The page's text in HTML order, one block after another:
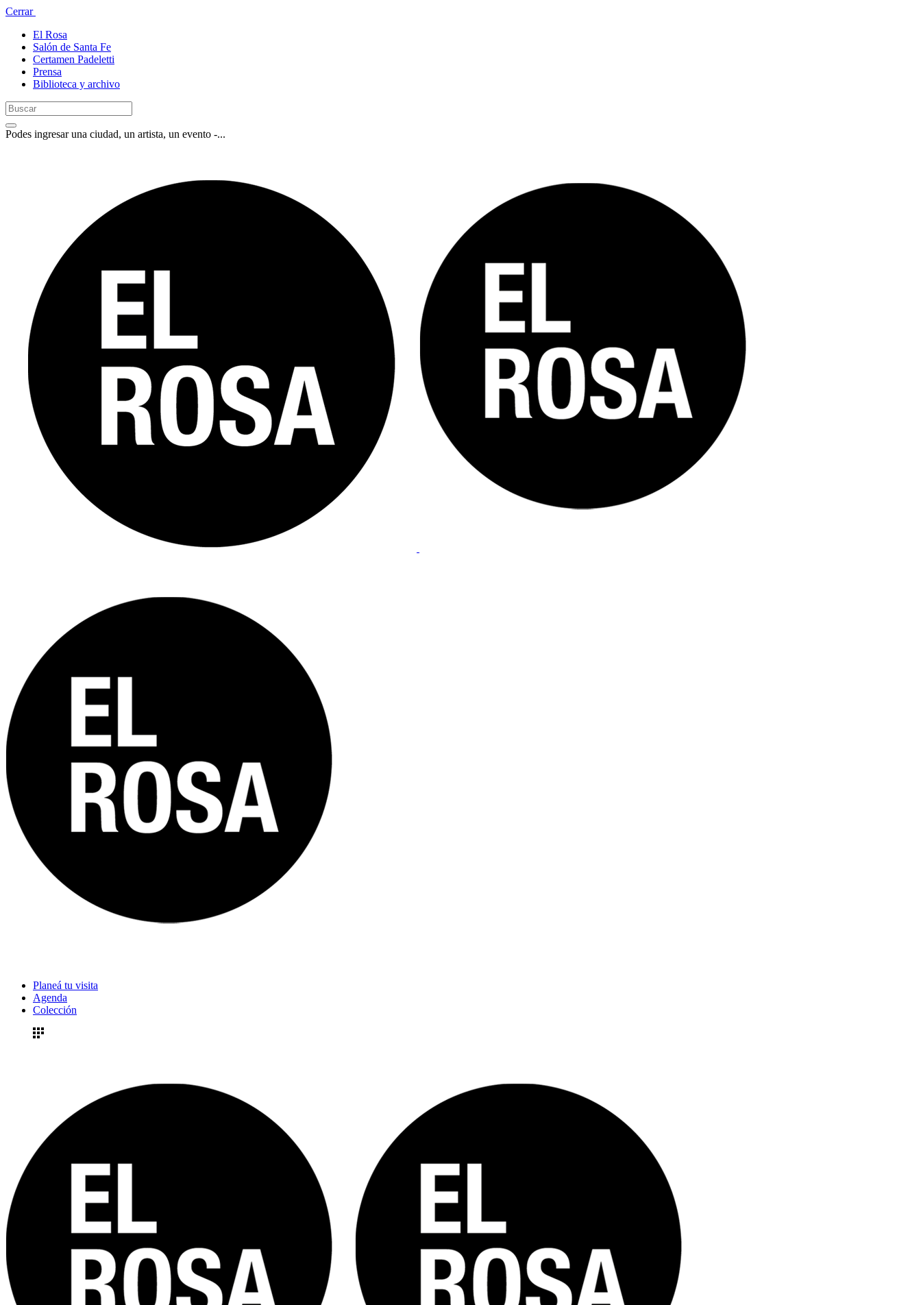
Cerrar
El Rosa
Salón de Santa Fe
Certamen Padeletti
Prensa
Biblioteca y archivo
Podes ingresar una ciudad, un artista, un evento -...
Planeá tu visita
Agenda
Colección